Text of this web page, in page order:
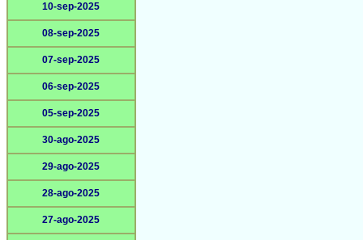
10-sep-2025
08-sep-2025
07-sep-2025
06-sep-2025
05-sep-2025
30-ago-2025
29-ago-2025
28-ago-2025
27-ago-2025